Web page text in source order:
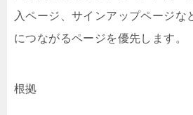
入ページ、サインアップページな
につながるページを優先します。
根拠